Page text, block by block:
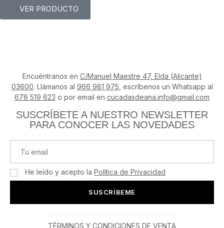
VER PRODUCTO
Encuéntranos en C/Manuel Maestre 47, Elda (Alicante)
03600. Llámanos al 966 981 975 , escríbenos un Whatsapp al
678 519 623 o por email en cucadasdeana.info@gmail.com
SUSCRÍBETE A NUESTRO NEWSLETTER
PARA CONOCER LAS NOVEDADES
He leído y acepto la Política de Privacidad
SUSCRÍBEME
TÉRMINOS Y CONDICIONES DE VENTA